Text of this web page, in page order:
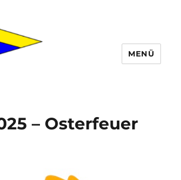
MENÜ
– Osterfeuer